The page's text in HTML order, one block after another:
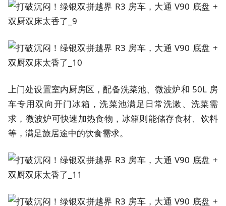
上门处设置室内厨房区，配备洗菜池、微波炉和 50L 房
车专用双向开门冰箱，洗菜池满足日常洗漱、洗菜需
求，微波炉可快速加热食物，冰箱则能储存食材、饮料
等，满足旅居途中的饮食需求。